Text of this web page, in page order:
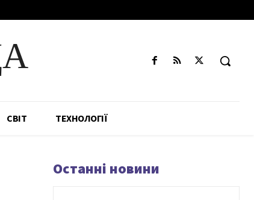
СВІТ ТЕХНОЛОГІЇ
Останні новини